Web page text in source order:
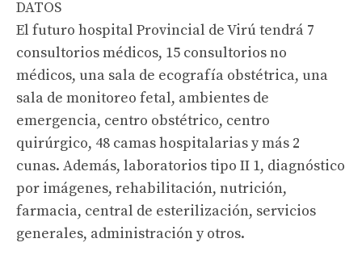
DATOS
El futuro hospital Provincial de Virú tendrá 7
consultorios médicos, 15 consultorios no
médicos, una sala de ecografía obstétrica, una
sala de monitoreo fetal, ambientes de
emergencia, centro obstétrico, centro
quirúrgico, 48 camas hospitalarias y más 2
cunas. Además, laboratorios tipo II 1, diagnóstico
por imágenes, rehabilitación, nutrición,
farmacia, central de esterilización, servicios
generales, administración y otros.